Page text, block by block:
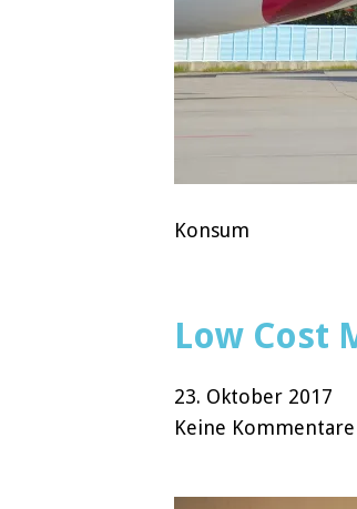
Konsum
Low Cost
23. Oktober 2017
Keine Kommentare